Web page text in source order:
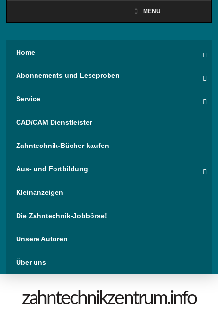
MENÜ
Home
Abonnements und Leseproben
Service
CAD/CAM Dienstleister
Zahntechnik-Bücher kaufen
Aus- und Fortbildung
Kleinanzeigen
Die Zahntechnik-Jobbörse!
Unsere Autoren
Über uns
zahntechnikzentrum.info